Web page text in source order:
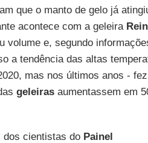
que o manto de gelo já
acontece com a geleira
volume e, segundo
a tendência das altas
mas nos últimos anos -
geleirasaumentassem em
dos cientistas do Painel